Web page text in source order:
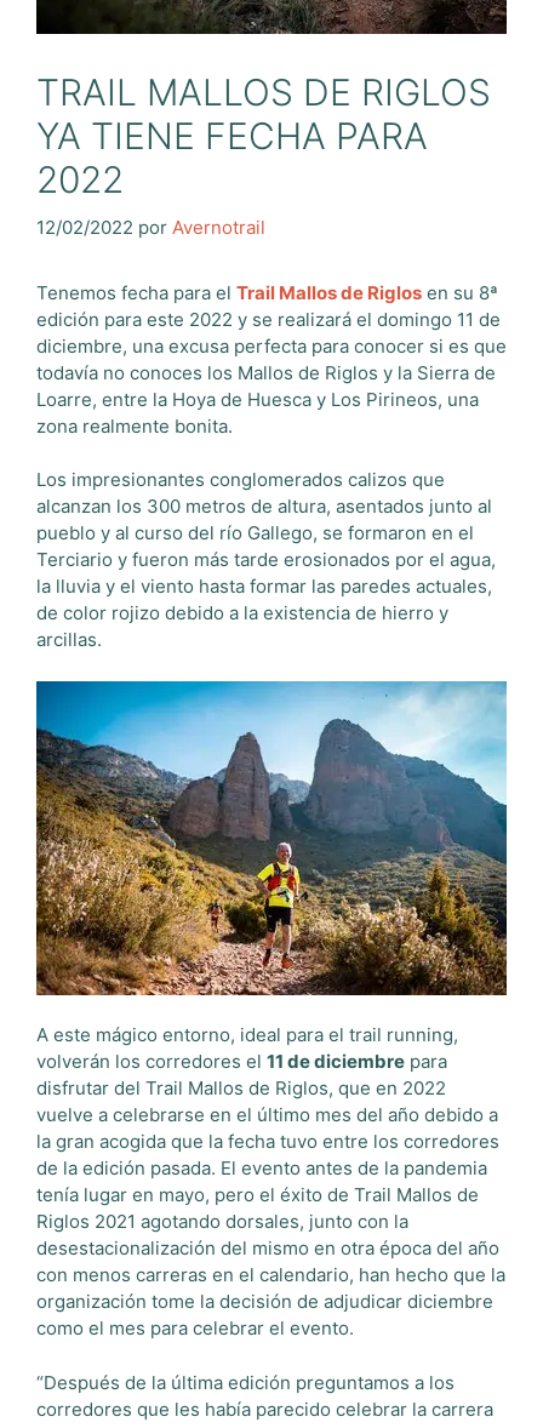
TRAIL MALLOS DE RIGLOS
YA TIENE FECHA PARA
2022
12/02/2022 por Avernotrail
Tenemos fecha para el Trail Mallos de Riglos en su 8ª
edición para este 2022 y se realizará el domingo 11 de
diciembre, una excusa perfecta para conocer si es que
todavía no conoces los Mallos de Riglos y la Sierra de
Loarre, entre la Hoya de Huesca y Los Pirineos, una
zona realmente bonita.
Los impresionantes conglomerados calizos que
alcanzan los 300 metros de altura, asentados junto al
pueblo y al curso del río Gallego, se formaron en el
Terciario y fueron más tarde erosionados por el agua,
la lluvia y el viento hasta formar las paredes actuales,
de color rojizo debido a la existencia de hierro y
arcillas.
A este mágico entorno, ideal para el trail running,
volverán los corredores el 11 de diciembre para
disfrutar del Trail Mallos de Riglos, que en 2022
vuelve a celebrarse en el último mes del año debido a
la gran acogida que la fecha tuvo entre los corredores
de la edición pasada. El evento antes de la pandemia
tenía lugar en mayo, pero el éxito de Trail Mallos de
Riglos 2021 agotando dorsales, junto con la
desestacionalización del mismo en otra época del año
con menos carreras en el calendario, han hecho que la
organización tome la decisión de adjudicar diciembre
como el mes para celebrar el evento.
“Después de la última edición preguntamos a los
corredores que les había parecido celebrar la carrera